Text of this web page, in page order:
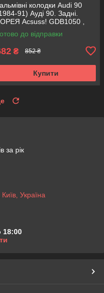
колодки Audi 90
91) Ауді 90. Задні.
Acsuss! GDB1050 ,
до відправки
₴ 852 ₴
Купити
за рік
Україна
18:00